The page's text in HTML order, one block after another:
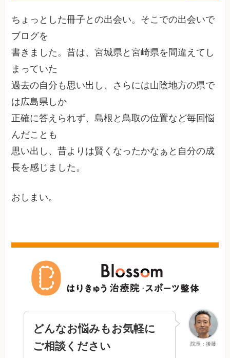
ちょっとした冊子との出会い。そこでの出会いで
ブログを
書きました。昔は、宮城県と宮崎県を間違えてし
まっていた
過去の自分も思い出し、さらには山陰地方の県で
は広島県しか
正確に答えられず、島根と鳥取の位置など毎回悩
んだことも
思い出し、昔よりは賢くなったかなぁと自分の成
長を感じました。
おしまい。
院長：後藤
どんなお悩みもお気軽に
ご相談ください